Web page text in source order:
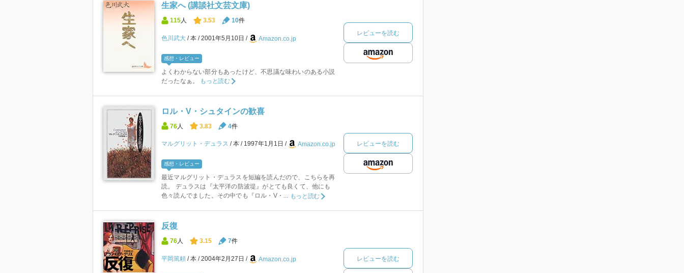
生家へ (講談社文芸文庫)
115 人 3.53 10件
色川武大 本 2001年5月10日 Amazon.co.jp
感想・レビュー
よくわからない部分もあったけど、不思議な味わいのある小説
だったなぁ。
もっと読む
レビューを読む
ロル・V・シュタインの歓喜
76 人 3.83 4件
マルグリット・デュラス 本 1997年1月1日 Amazon.co.jp
感想・レビュー
最近マルグリット・デュラスを短編を読んだので、こちらを再
読。 デュラスは『太平洋の防波堤』がとても良くて、他にも
色々読んでました。その中でも『ロル・V・... もっと読む
レビューを読む
反復
76人 3.15 7件
平岡篤頼 本 2004年2月27日 Amazon.co.jp レビューを読む